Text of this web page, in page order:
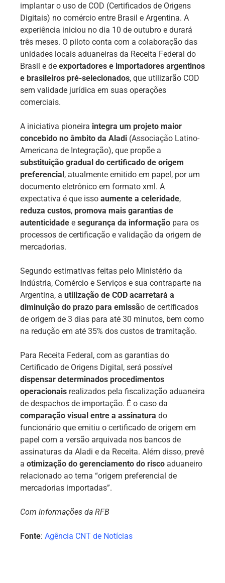
implantar o uso de COD (Certificados de Origens
Digitais) no comércio entre Brasil e Argentina. A
experiência iniciou no dia 10 de outubro e durará
três meses. O piloto conta com a colaboração das
unidades locais aduaneiras da Receita Federal do
Brasil e de exportadores e importadores argentinos
e brasileiros pré-selecionados, que utilizarão COD
sem validade jurídica em suas operações
comerciais.
A iniciativa pioneira integra um projeto maior
concebido no âmbito da Aladi (Associação Latino-
Americana de Integração), que propõe a
substituição gradual do certificado de origem
preferencial, atualmente emitido em papel, por um
documento eletrônico em formato xml. A
expectativa é que isso aumente a celeridade,
reduza custos, promova mais garantias de
autenticidade e segurança da informação para os
processos de certificação e validação da origem de
mercadorias.
Segundo estimativas feitas pelo Ministério da
Indústria, Comércio e Serviços e sua contraparte na
Argentina, a utilização de COD acarretará a
diminuição do prazo para emissão de certificados
de origem de 3 dias para até 30 minutos, bem como
na redução em até 35% dos custos de tramitação.
Para Receita Federal, com as garantias do
Certificado de Origens Digital, será possível
dispensar determinados procedimentos
operacionais realizados pela fiscalização aduaneira
de despachos de importação. É o caso da
comparação visual entre a assinatura do
funcionário que emitiu o certificado de origem em
papel com a versão arquivada nos bancos de
assinaturas da Aladi e da Receita. Além disso, prevê
a otimização do gerenciamento do risco aduaneiro
relacionado ao tema “origem preferencial de
mercadorias importadas”.
Com informações da RFB
Fonte: Agência CNT de Notícias